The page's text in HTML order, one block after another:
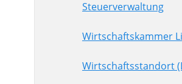
Steuerverwaltung
Wirtschaftskammer
Wirtschaftsstandort